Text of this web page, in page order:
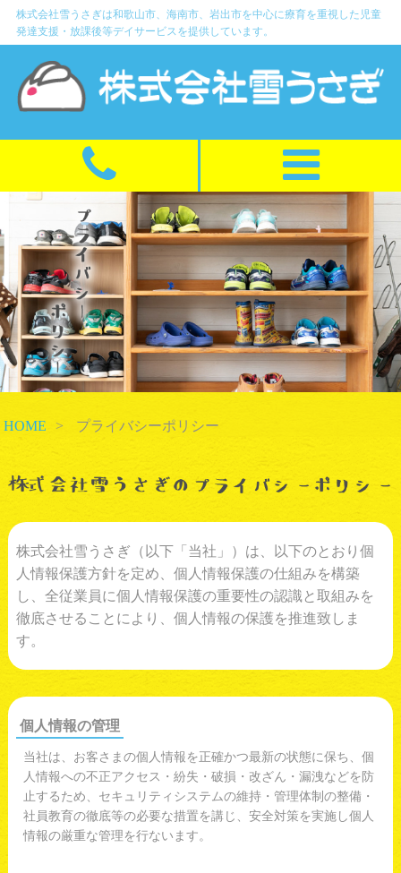
株式会社雪うさぎは和歌山市、海南市、岩出市を中心に療育を重視した児童
発達支援・放課後等デイサービスを提供しています。
HOME > プライバシーポリシー
株式会社雪うさぎ（以下「当社」）は、以下のとおり個
人情報保護方針を定め、個人情報保護の仕組みを構築
し、全従業員に個人情報保護の重要性の認識と取組みを
徹底させることにより、個人情報の保護を推進致しま
す。
個人情報の管理
当社は、お客さまの個人情報を正確かつ最新の状態に保ち、個
人情報への不正アクセス・紛失・破損・改ざん・漏洩などを防
止するため、セキュリティシステムの維持・管理体制の整備・
社員教育の徹底等の必要な措置を講じ、安全対策を実施し個人
情報の厳重な管理を行ないます。